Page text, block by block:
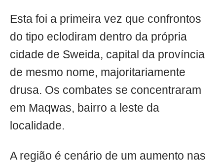
Esta foi a primeira vez que confrontos
do tipo eclodiram dentro da própria
cidade de Sweida, capital da província
de mesmo nome, majoritariamente
drusa. Os combates se concentraram
em Maqwas, bairro a leste da
localidade.
A região é cenário de um aumento nas